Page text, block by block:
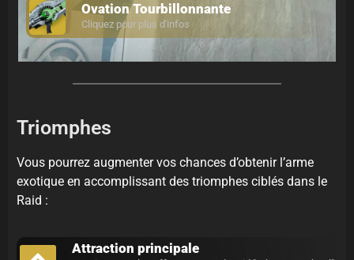
Ovation Tourbillonnante
Cliquez pour plus d'infos
Triomphes
Vous pourrez augmenter vos chances d’obtenir l’arme
exotique en accomplissant des triomphes ciblés dans le
Raid :
Attraction principale